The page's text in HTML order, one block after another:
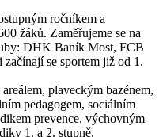
ročníkem a
žáků. Zaměřujeme se na
DHK Baník Most, FCB
se sportem již od 1.
plaveckým bazénem,
pedagogem, sociálním
prevence, výchovným
1. a 2. stupně.